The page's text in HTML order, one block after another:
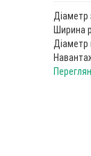
Діаметр
Ширина
Діаметр